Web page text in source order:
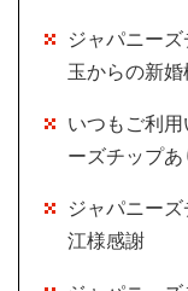
ジャパニー
玉からの新婚
いつもご利
ーズチップ
ジャパニー
江様感謝